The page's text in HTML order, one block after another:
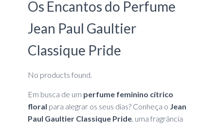
Os Encantos do Perfume
Jean Paul Gaultier
Classique Pride
No products found.
Em busca de um perfume feminino cítrico
floral para alegrar os seus dias? Conheça o Jean
Paul Gaultier Classique Pride, uma fragrância